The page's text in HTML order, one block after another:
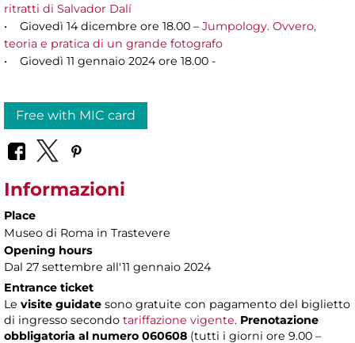
ritratti di Salvador Dalí
• Giovedì 14 dicembre ore 18.00 – Jumpology. Ovvero,
teoria e pratica di un grande fotografo
• Giovedì 11 gennaio 2024 ore 18.00 -
Free with MIC card
Informazioni
Place
Museo di Roma in Trastevere
Opening hours
Dal 27 settembre all'11 gennaio 2024
Entrance ticket
Le visite guidate sono gratuite con pagamento del biglietto
di ingresso secondo tariffazione vigente. Prenotazione
obbligatoria al numero 060608 (tutti i giorni ore 9.00 –